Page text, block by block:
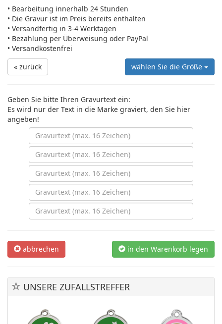
• Bearbeitung innerhalb 24 Stunden
• Die Gravur ist im Preis bereits enthalten
• Versandfertig in 3-4 Werktagen
• Bezahlung per Überweisung oder PayPal
• Versandkostenfrei
« zurück
wählen Sie die Größe
Geben Sie bitte Ihren Gravurtext ein:
Es wird nur der Text in die Marke graviert, den Sie hier
angeben!
abbrechen in den Warenkorb legen
UNSERE ZUFALLSTREFFER